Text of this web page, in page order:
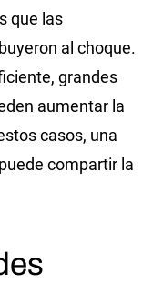
que las
al choque.
grandes
aumentar la
casos, una
compartir la